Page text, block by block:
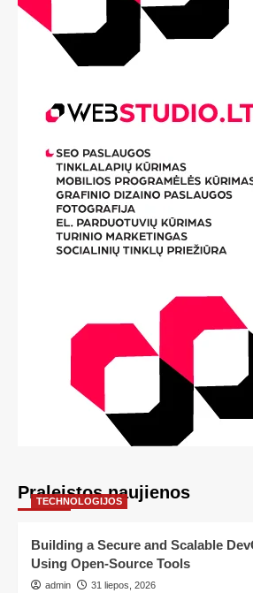
Praleistos naujienos
TECHNOLOGIJOS
Building a Secure and Scalable
Using Open-Source Tools
admin 31 liepos, 2026